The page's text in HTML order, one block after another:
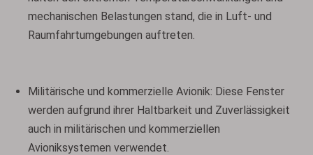
mechanischen Belastungen stand, die in Luft- und
Raumfahrtumgebungen auftreten.
Militärische und kommerzielle Avionik: Diese Fenster
werden aufgrund ihrer Haltbarkeit und Zuverlässigkeit
auch in militärischen und kommerziellen
Avioniksystemen verwendet.